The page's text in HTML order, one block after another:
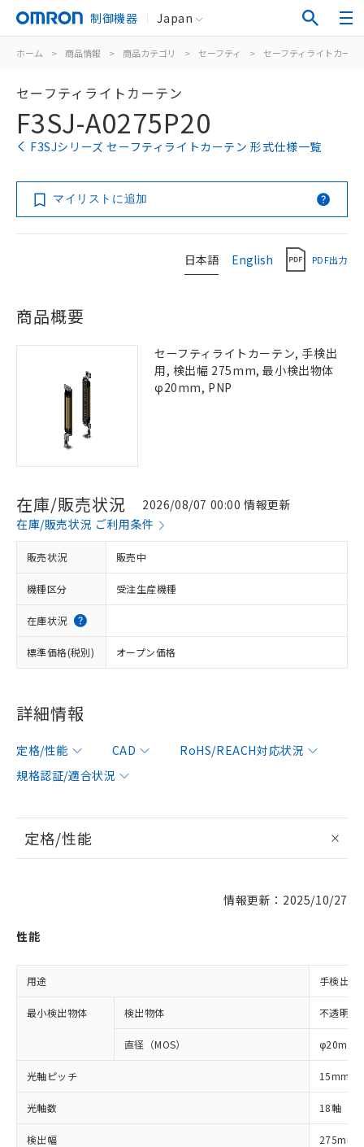
制御機器 Japan
ホーム > 商品情報 > 商品カテゴリ > セーフティ > セーフティライトカー
セーフティライトカーテン
F3SJ-A0275P20
F3SJシリーズ セーフティライトカーテン 形式仕様一覧
マイリストに追加
日本語 English PDF出力
商品概要
セーフティライトカーテン, 手検出
用, 検出幅 275mm, 最小検出物体
φ20mm, PNP
在庫/販売状況
2026/08/07 00:00 情報更新
在庫/販売状況 ご利用条件
販売状況 販売中
機種区分 受注生産機種
在庫状況
標準価格(税別) オープン価格
詳細情報
定格/性能 CAD
RoHS/REACH対応状況
規格認証/適合状況
定格/性能
情報更新：2025/10/27
性能
用途 手検出用
最小検出物体 検出物体 不透明体
直径（MOS） φ20mm
光軸ピッチ 15mm
光軸数 18軸
検出幅 275mm